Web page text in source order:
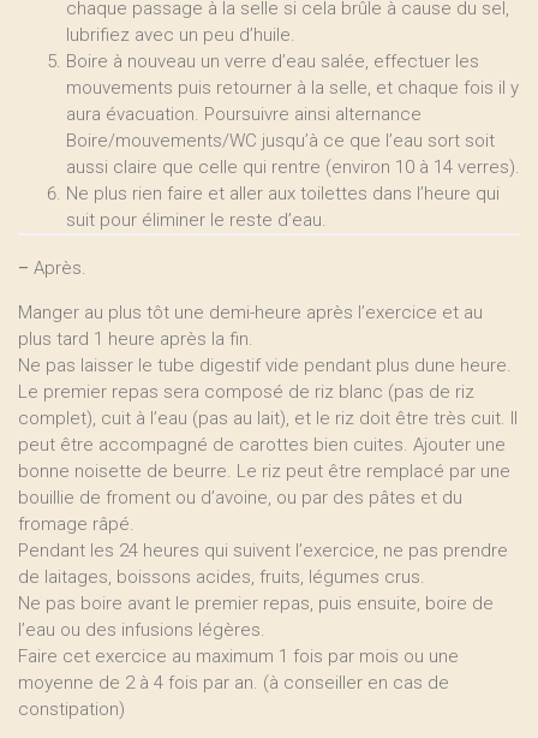
chaque passage à la selle si cela brûle à cause du sel,
lubrifiez avec un peu d’huile.
Boire à nouveau un verre d’eau salée, effectuer les
mouvements puis retourner à la selle, et chaque fois il y
aura évacuation. Poursuivre ainsi alternance
Boire/mouvements/WC jusqu’à ce que l’eau sort soit
aussi claire que celle qui rentre (environ 10 à 14 verres).
Ne plus rien faire et aller aux toilettes dans l’heure qui
suit pour éliminer le reste d’eau.
– Après.
Manger au plus tôt une demi-heure après l’exercice et au
plus tard 1 heure après la fin.
Ne pas laisser le tube digestif vide pendant plus dune heure.
Le premier repas sera composé de riz blanc (pas de riz
complet), cuit à l’eau (pas au lait), et le riz doit être très cuit. Il
peut être accompagné de carottes bien cuites. Ajouter une
bonne noisette de beurre. Le riz peut être remplacé par une
bouillie de froment ou d’avoine, ou par des pâtes et du
fromage râpé.
Pendant les 24 heures qui suivent l’exercice, ne pas prendre
de laitages, boissons acides, fruits, légumes crus.
Ne pas boire avant le premier repas, puis ensuite, boire de
l’eau ou des infusions légères.
Faire cet exercice au maximum 1 fois par mois ou une
moyenne de 2 à 4 fois par an. (à conseiller en cas de
constipation)